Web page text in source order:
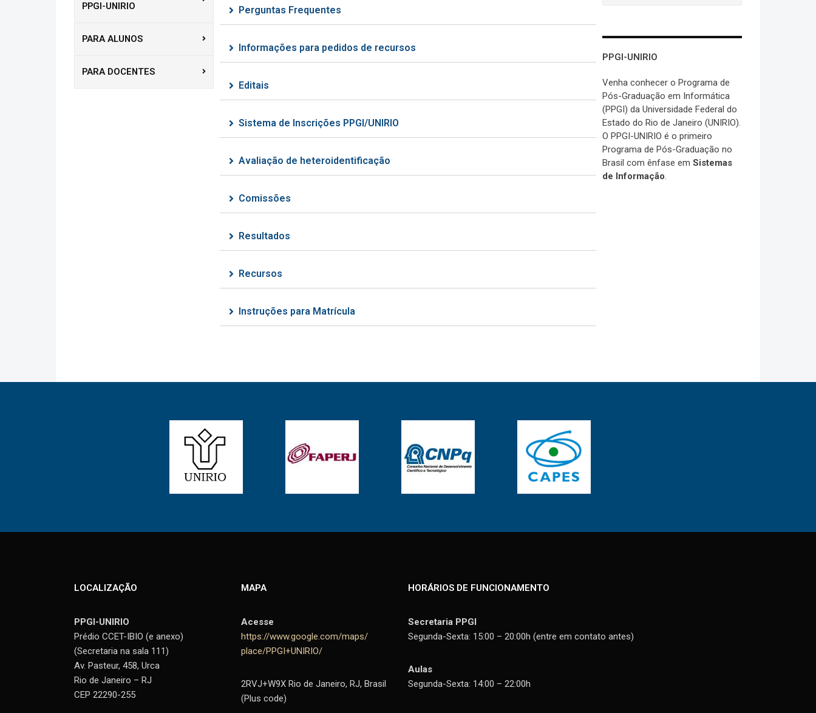
PPGI-UNIRIO
PARA ALUNOS
PARA DOCENTES
Perguntas Frequentes
Informações para pedidos de recursos
Editais
Sistema de Inscrições PPGI/UNIRIO
Avaliação de heteroidentificação
Comissões
Resultados
Recursos
Instruções para Matrícula
PPGI-UNIRIO
Venha conhecer o Programa de
Pós-Graduação em Informática
(PPGI) da Universidade Federal do
Estado do Rio de Janeiro (UNIRIO).
O PPGI-UNIRIO é o primeiro
Programa de Pós-Graduação no
Brasil com ênfase em Sistemas
de Informação.
LOCALIZAÇÃO
PPGI-UNIRIO
Prédio CCET-IBIO (e anexo)
(Secretaria na sala 111)
Av. Pasteur, 458, Urca
Rio de Janeiro – RJ
CEP 22290-255
MAPA
Acesse
https://www.google.com/maps/
place/PPGI+UNIRIO/
2RVJ+W9X Rio de Janeiro, RJ, Brasil
(Plus code)
HORÁRIOS DE FUNCIONAMENTO
Secretaria PPGI
Segunda-Sexta: 15:00 – 20:00h (entre em contato antes)
Aulas
Segunda-Sexta: 14:00 – 22:00h